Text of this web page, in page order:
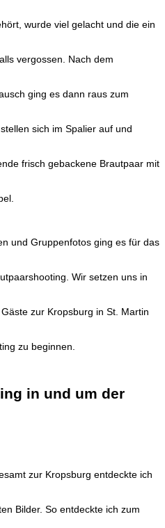
wurde viel gelacht und die ein
vergossen. Nach dem
ging es dann raus zum
sich im Spalier auf und
frisch gebackene Brautpaar mit
und Gruppenfotos ging es für das
Wir setzen uns in
zur Kropsburg in St. Martin
zu beginnen.
in und um der
zur Kropsburg entdeckte ich
Bilder. So entdeckte ich zum